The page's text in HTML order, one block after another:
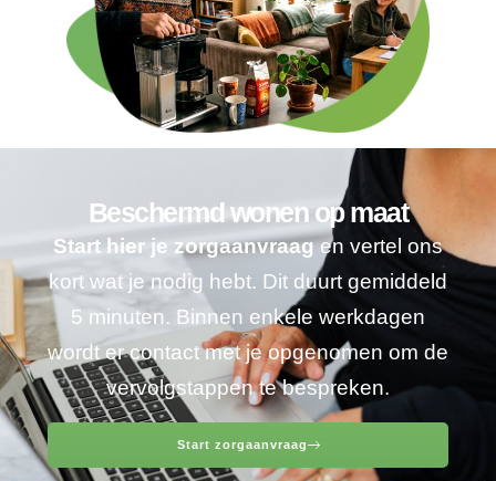
Beschermd wonen op maat
Start hier je zorgaanvraagen vertel ons
kort wat je nodig hebt. Dit duurt gemiddeld
5 minuten. Binnen enkele werkdagen
wordt er contact met je opgenomen om de
vervolgstappen te bespreken.
Start zorgaanvraag